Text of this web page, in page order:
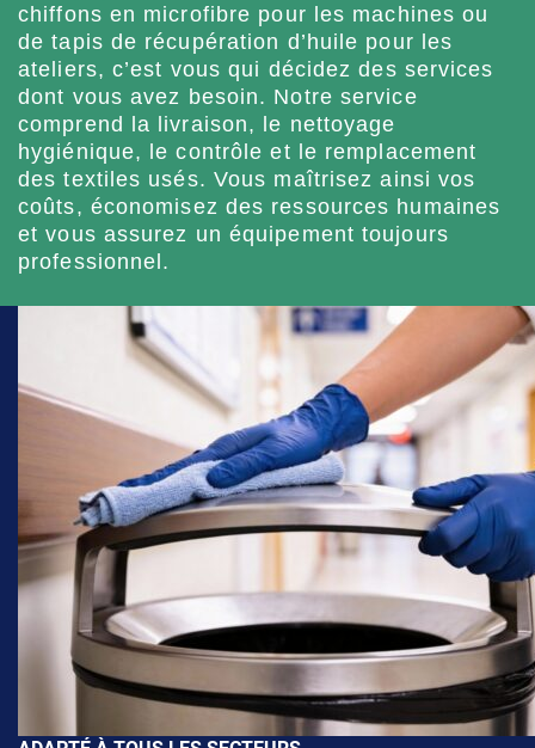
chiffons en microfibre pour les machines ou
de tapis de récupération d’huile pour les
ateliers, c’est vous qui décidez des services
dont vous avez besoin. Notre service
comprend la livraison, le nettoyage
hygiénique, le contrôle et le remplacement
des textiles usés. Vous maîtrisez ainsi vos
coûts, économisez des ressources humaines
et vous assurez un équipement toujours
professionnel.